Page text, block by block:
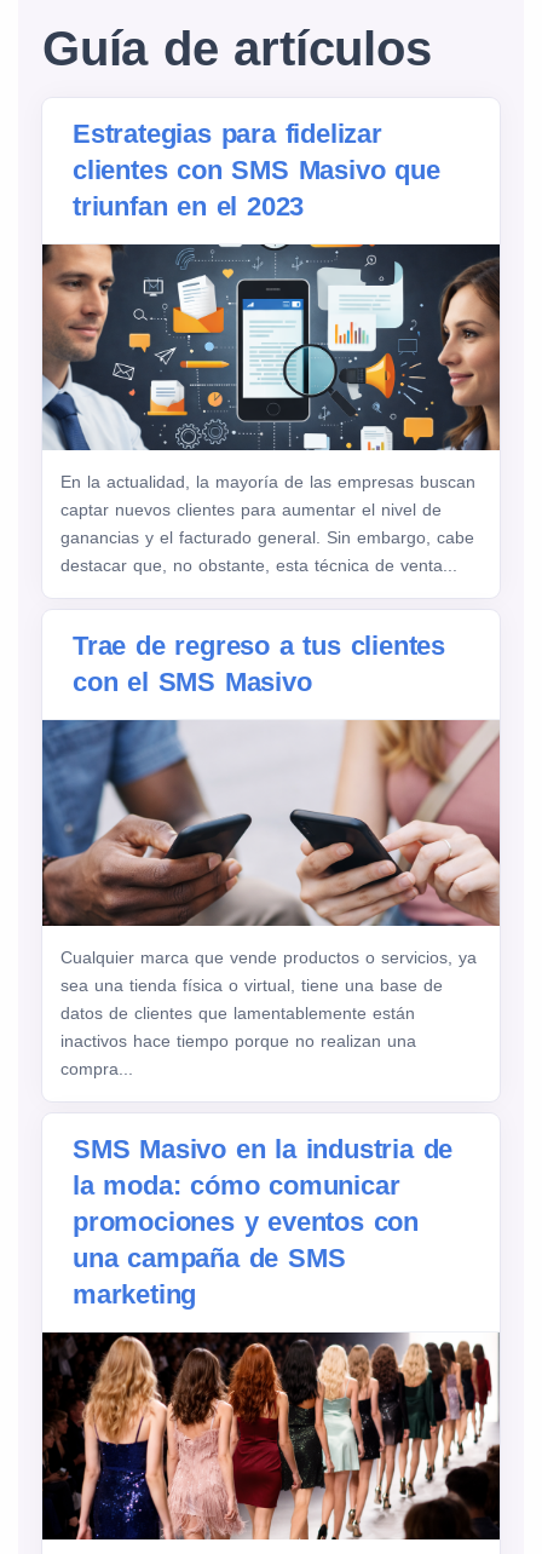
Guía de artículos
Estrategias para fidelizar
clientes con SMS Masivo que
triunfan en el 2023
En la actualidad, la mayoría de las empresas buscan
captar nuevos clientes para aumentar el nivel de
ganancias y el facturado general. Sin embargo, cabe
destacar que, no obstante, esta técnica de venta...
Trae de regreso a tus clientes
con el SMS Masivo
Cualquier marca que vende productos o servicios, ya
sea una tienda física o virtual, tiene una base de
datos de clientes que lamentablemente están
inactivos hace tiempo porque no realizan una
compra...
SMS Masivo en la industria de
la moda: cómo comunicar
promociones y eventos con
una campaña de SMS
marketing